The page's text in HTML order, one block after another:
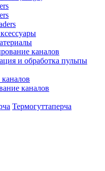
каналов
и обработка пульпы
каналов
Термогуттаперча